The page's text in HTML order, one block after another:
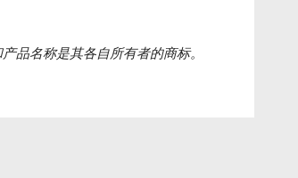
品名称是其各自所有者的商标。